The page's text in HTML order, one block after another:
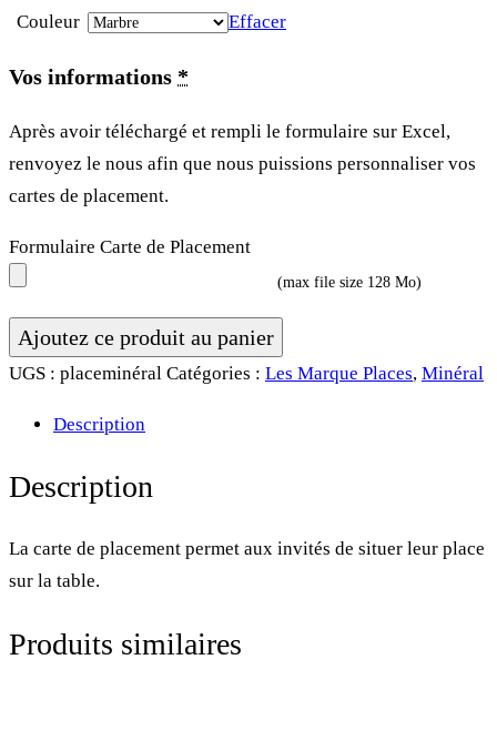
Couleur
Effacer
Vos informations *
Après avoir téléchargé et rempli le formulaire sur Excel,
renvoyez le nous afin que nous puissions personnaliser vos
cartes de placement.
Formulaire Carte de Placement
(max file size 128 Mo)
quantité
de
•
Ajoutez ce produit au panier
UGS : placeminéral Catégories : Les Marque Places, Minéral
Description
Description
La carte de placement permet aux invités de situer leur place
sur la table.
Produits similaires